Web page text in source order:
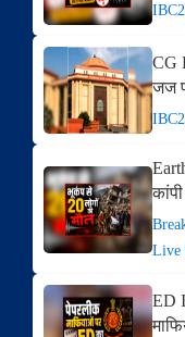
CG
जज
Live
ED